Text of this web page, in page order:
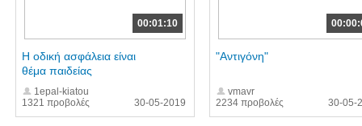
00:01:10
1321 προβολές
Η οδική ασφάλεια είναι
θέμα παιδείας
1epal-kiatou
30-05-2019
2234 προβολές
"Αντιγόνη"
vmavr
30-05-